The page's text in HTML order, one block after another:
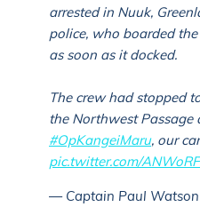
arrested in Nuuk,
police, who boarded
as soon as it docked.
The crew had stopped
the Northwest Passage
#OpKangeiMaru, our
pic.twitter.com/
— Captain Paul Watson